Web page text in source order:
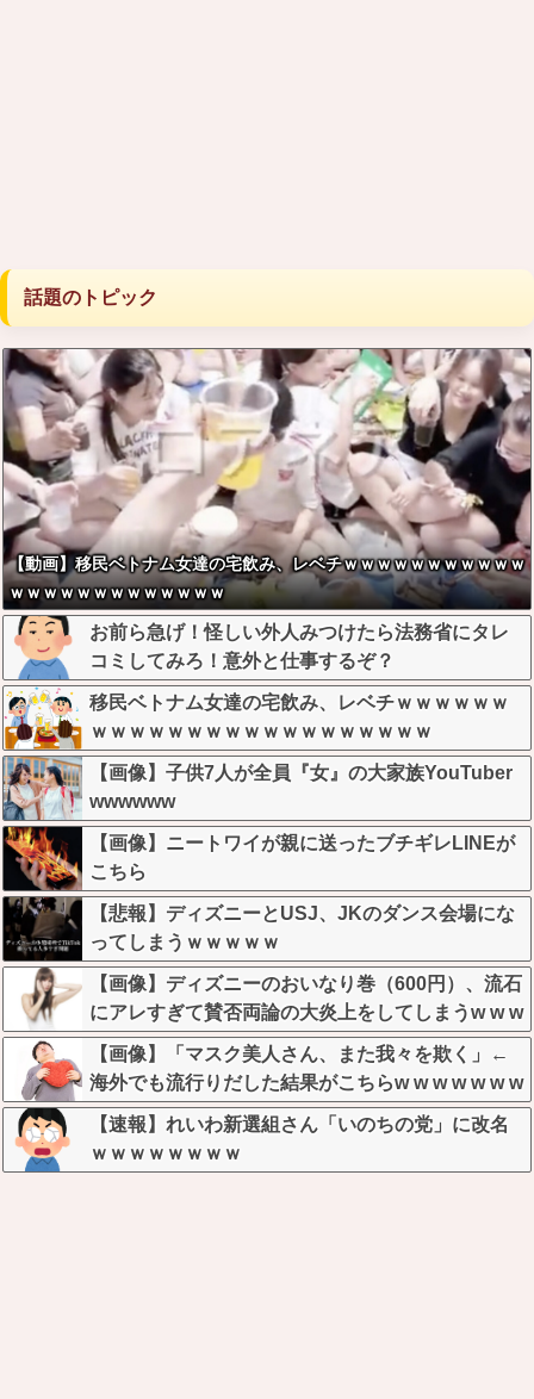
話題のトピック
【動画】移民ベトナム女達の宅飲み、レベチｗｗｗｗｗｗｗｗｗｗｗ
ｗｗｗｗｗｗｗｗｗｗｗｗｗ
お前ら急げ！怪しい外人みつけたら法務省にタレ
コミしてみろ！意外と仕事するぞ？
移民ベトナム女達の宅飲み、レベチｗｗｗｗｗｗ
ｗｗｗｗｗｗｗｗｗｗｗｗｗｗｗｗｗｗ
【画像】子供7人が全員『女』の大家族YouTuber
wwwwww
【画像】ニートワイが親に送ったブチギレLINEが
こちら
【悲報】ディズニーとUSJ、JKのダンス会場にな
ってしまうｗｗｗｗｗ
【画像】ディズニーのおいなり巻（600円）、流石
にアレすぎて賛否両論の大炎上をしてしまうw w w
w w w w
【画像】「マスク美人さん、また我々を欺く」←
海外でも流行りだした結果がこちらw w w w w w w
【速報】れいわ新選組さん「いのちの党」に改名
ｗｗｗｗｗｗｗｗ